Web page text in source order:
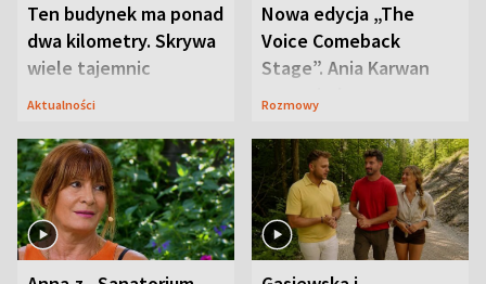
Ten budynek ma ponad
dwa kilometry. Skrywa
wiele tajemnic
Aktualności
Nowa edycja „The
Voice Comeback
Stage”. Ania Karwan
zapowiada
Rozmowy